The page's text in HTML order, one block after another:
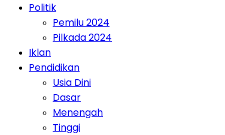
Politik
Pemilu 2024
Pilkada 2024
Iklan
Pendidikan
Usia Dini
Dasar
Menengah
Tinggi